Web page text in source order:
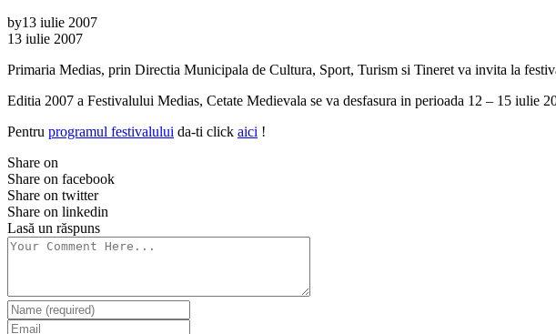
by13 iulie 2007
13 iulie 2007
Primaria Medias, prin Directia Municipala de Cultura, Sport, Turism si Tineret va invita la
Editia 2007 a Festivalului Medias, Cetate Medievala se va desfasura in perioada 12 – 15 iulie
Pentru programul festivalului da-ti click aici !
Share on
Share on facebook
Share on twitter
Share on linkedin
Lasă un răspuns